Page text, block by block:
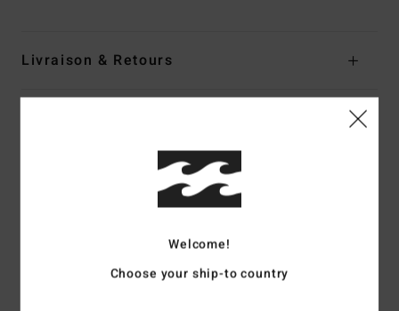
Livraison & Retours
Note moyenne
5.0/5
Welcome!
Choose your ship-to country